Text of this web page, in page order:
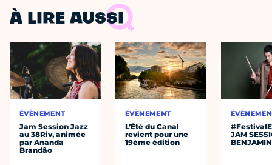
À LIRE AUSSI
ÉVÈNEMENT
Jam Session Jazz
au 38Riv, animée
par Ananda
Brandão
ÉVÈNEMENT
L’Été du Canal
revient pour une
19ème édition
JAM